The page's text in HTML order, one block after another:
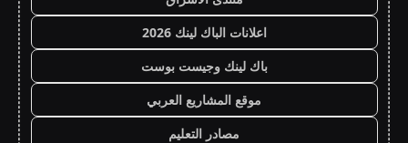
اعلانات الباك لينك 2026
باك لينك وجيست بوست
موقع المشاريع العربي
مصادر التعليم